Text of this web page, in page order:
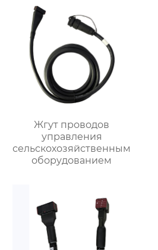
Жгут проводов
управления
сельскохозяйственным
оборудованием